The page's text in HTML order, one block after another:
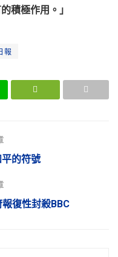
積極作用。」
報
的符號
復性封殺BBC